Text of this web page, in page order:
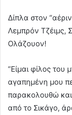
Δίπλα στον
Λεμπρόν Τζέιμς,
Ολάζουον!
“Είμαι φίλος του
αγαπημένη μου
παρακολουθώ και
από το Σικάγο,